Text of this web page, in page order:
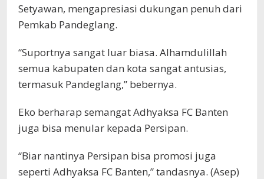
Setyawan, mengapresiasi dukungan penuh dari
Pemkab Pandeglang.
“Suportnya sangat luar biasa. Alhamdulillah
semua kabupaten dan kota sangat antusias,
termasuk Pandeglang,” bebernya.
Eko berharap semangat Adhyaksa FC Banten
juga bisa menular kepada Persipan.
“Biar nantinya Persipan bisa promosi juga
seperti Adhyaksa FC Banten,” tandasnya. (Asep)